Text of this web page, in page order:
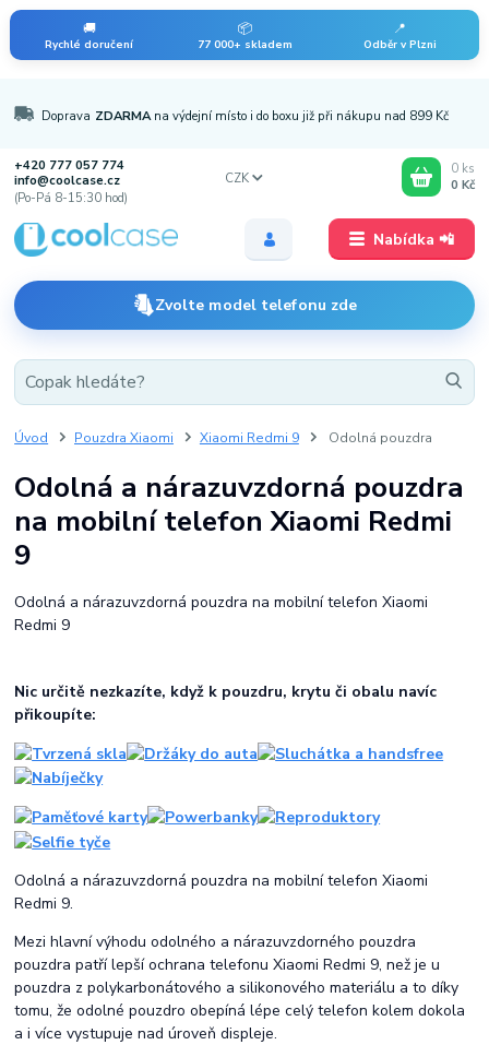
🚚
Rychlé doručení
📦
77 000+ skladem
📍
Odběr v Plzni
Nabídka 📲
Doprava ZDARMA na výdejní místo i do boxu již při nákupu nad 899 Kč
+420 777 057 774
info@coolcase.cz
(Po-Pá 8-15:30 hod)
Zvolte model telefonu zde
CZK
0 ks
0 Kč
Úvod Pouzdra Xiaomi Xiaomi Redmi 9 Odolná pouzdra
Odolná a nárazuvzdorná pouzdra
na mobilní telefon Xiaomi Redmi
9
Odolná a nárazuvzdorná pouzdra na mobilní telefon Xiaomi
Redmi 9
Nic určitě nezkazíte, když k pouzdru, krytu či obalu navíc
přikoupíte:
Odolná a nárazuvzdorná pouzdra na mobilní telefon Xiaomi
Redmi 9.
Mezi hlavní výhodu odolného a nárazuvzdorného pouzdra
pouzdra patří lepší ochrana telefonu Xiaomi Redmi 9, než je u
pouzdra z polykarbonátového a silikonového materiálu a to díky
tomu, že odolné pouzdro obepíná lépe celý telefon kolem dokola
a i více vystupuje nad úroveň displeje.